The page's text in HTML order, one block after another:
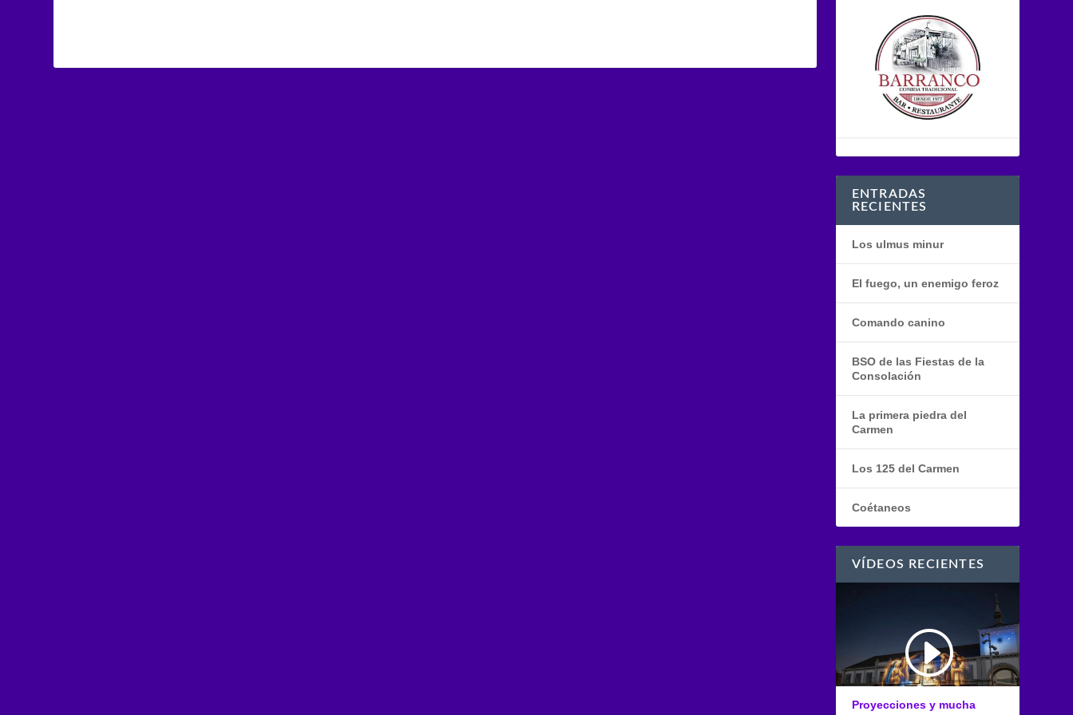
ENTRADAS
RECIENTES
Los ulmus minur
El fuego, un enemigo feroz
Comando canino
BSO de las Fiestas de la
Consolación
La primera piedra del
Carmen
Los 125 del Carmen
Coétaneos
VÍDEOS RECIENTES
Proyecciones y mucha